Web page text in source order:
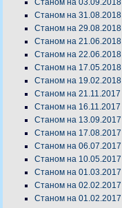
Станом на 03.09.2018
Станом на 31.08.2018
Станом на 29.08.2018
Станом на 21.06.2018
Станом на 22.06.2018
Станом на 17.05.2018
Станом на 19.02.2018
Станом на 21.11.2017
Станом на 16.11.2017
Станом на 13.09.2017
Станом на 17.08.2017
Станом на 06.07.2017
Станом на 10.05.2017
Станом на 01.03.2017
Станом на 02.02.2017
Станом на 01.02.2017